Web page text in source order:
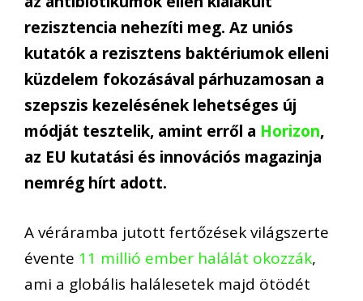
rezisztencia nehezíti meg. Az uniós
kutatók a rezisztens baktériumok elleni
küzdelem fokozásával párhuzamosan a
szepszis kezelésének lehetséges új
módját tesztelik, amint erről a Horizon,
az EU kutatási és innovációs magazinja
nemrég hírt adott.
A véráramba jutott fertőzések világszerte
évente 11 millió ember halálát okozzák,
ami a globális halálesetek majd ötödét